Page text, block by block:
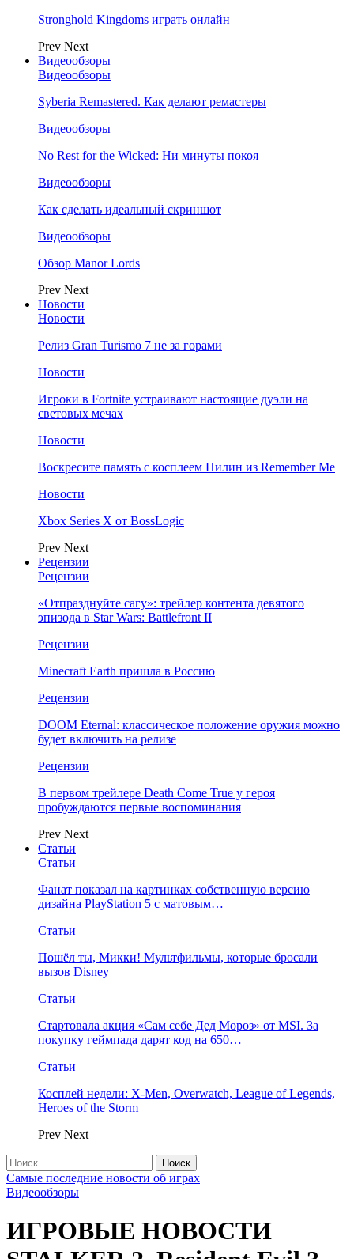
Stronghold Kingdoms играть онлайн
Prev Next
Видеообзоры
Видеообзоры
Syberia Remastered. Как делают ремастеры
Видеообзоры
No Rest for the Wicked: Ни минуты покоя
Видеообзоры
Как сделать идеальный скриншот
Видеообзоры
Обзор Manor Lords
Prev Next
Новости
Новости
Релиз Gran Turismo 7 не за горами
Новости
Игроки в Fortnite устраивают настоящие дуэли на
световых мечах
Новости
Воскресите память с косплеем Нилин из Remember Me
Новости
Xbox Series X от BossLogic
Prev Next
Рецензии
Рецензии
«Отпразднуйте сагу»: трейлер контента девятого
эпизода в Star Wars: Battlefront II
Рецензии
Minecraft Earth пришла в Россию
Рецензии
DOOM Eternal: классическое положение оружия можно
будет включить на релизе
Рецензии
В первом трейлере Death Come True у героя
пробуждаются первые воспоминания
Prev Next
Статьи
Статьи
Фанат показал на картинках собственную версию
дизайна PlayStation 5 с матовым…
Статьи
Пошёл ты, Микки! Мультфильмы, которые бросали
вызов Disney
Статьи
Стартовала акция «Сам себе Дед Мороз» от MSI. За
покупку геймпада дарят код на 650…
Статьи
Косплей недели: X-Men, Overwatch, League of Legends,
Heroes of the Storm
Prev Next
Самые последние новости об играх
Видеообзоры
ИГРОВЫЕ НОВОСТИ